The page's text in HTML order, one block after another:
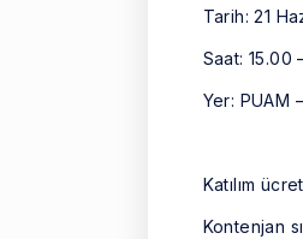
Tarih: 21
Saat: 15.00
Yer: PUAM
Katılım
Kontenjan